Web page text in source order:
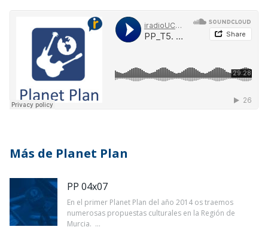
Más de Planet Plan
PP 04x07
En el primer Planet Plan del año 2014 os traemos
numerosas propuestas culturales en la Región de
Murcia. ...